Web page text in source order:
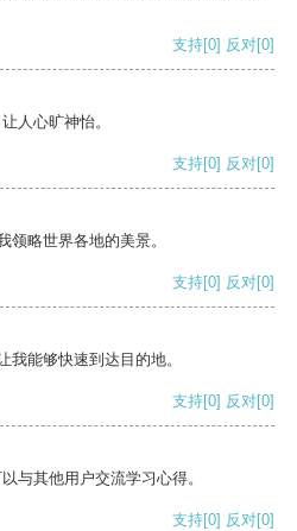
支持[0] 反对[0]
人心旷神怡。
支持[0] 反对[0]
领略世界各地的美景。
支持[0] 反对[0]
我能够快速到达目的地。
支持[0] 反对[0]
与其他用户交流学习心得。
支持[0] 反对[0]